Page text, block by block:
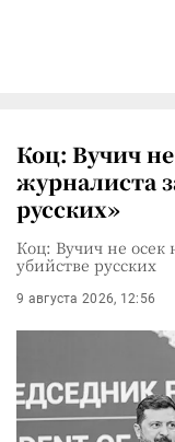
Коц: Вучич
журналиста
русских»
Коц: Вучич не осек
убийстве русских
9 августа 2026, 12:56